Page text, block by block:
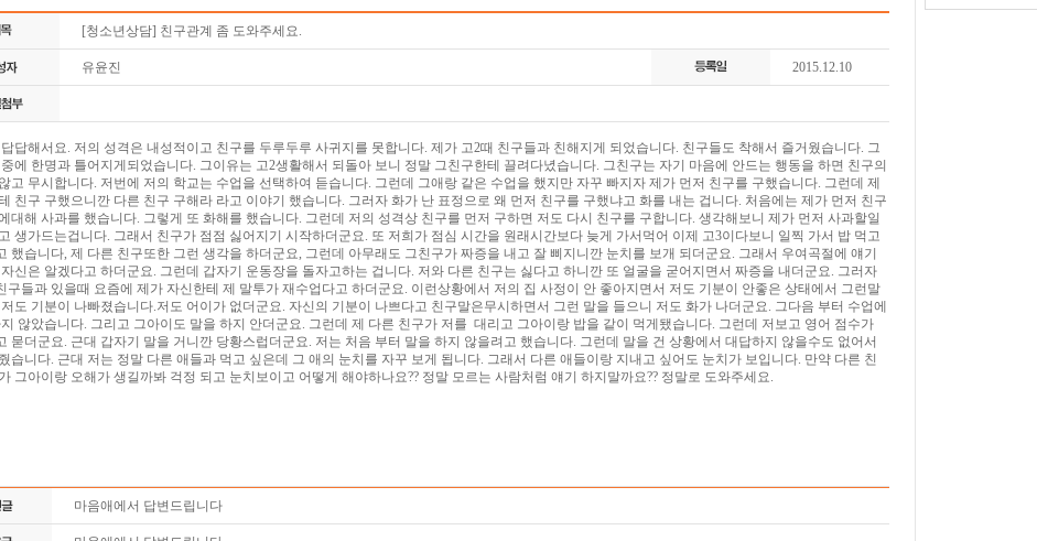
[청소년상담] 친구관계 좀 도와주세요.
유윤진 2015.12.10
답해서요. 저의 성격은 내성적이고 친구를 두루두루 사귀지를 못합니다. 제가 고2때 친구들과 친해지게 되었습니다. 친구들도 착해서 즐거웠습니다. 그
에 한명과 틀어지게되었습니다. 그이유는 고2생활해서 되돌아 보니 정말 그친구한테 끌려다녔습니다. 그친구는 자기 마음에 안드는 행동을 하면 친구의
고 무시합니다. 저번에 저의 학교는 수업을 선택하여 듣습니다. 그런데 그애랑 같은 수업을 했지만 자꾸 빠지자 제가 먼저 친구를 구했습니다. 그런데 제
친구 구했으니깐 다른 친구 구해라 라고 이야기 했습니다. 그러자 화가 난 표정으로 왜 먼저 친구를 구했냐고 화를 내는 겁니다. 처음에는 제가 먼저 친구
대해 사과를 했습니다. 그렇게 또 화해를 했습니다. 그런데 저의 성격상 친구를 먼저 구하면 저도 다시 친구를 구합니다. 생각해보니 제가 먼저 사과할일
생가드는겁니다. 그래서 친구가 점점 싫어지기 시작하더군요. 또 저희가 점심 시간을 원래시간보다 늦게 가서먹어 이제 고3이다보니 일찍 가서 밥 먹고
했습니다, 제 다른 친구또한 그런 생각을 하더군요, 그런데 아무래도 그친구가 짜증을 내고 잘 삐지니깐 눈치를 보개 되더군요. 그래서 우여곡절에 얘기
신은 알겠다고 하더군요. 그런데 갑자기 운동장을 돌자고하는 겁니다. 저와 다른 친구는 싫다고 하니깐 또 얼굴을 굳어지면서 짜증을 내더군요. 그러자
구들과 있을때 요즘에 제가 자신한테 제 말투가 재수업다고 하더군요. 이런상황에서 저의 집 사정이 안 좋아지면서 저도 기분이 안좋은 상태에서 그런말
도 기분이 나빠졌습니다.저도 어이가 없더군요. 자신의 기분이 나쁘다고 친구말은무시하면서 그런 말을 들으니 저도 화가 나더군요. 그다음 부터 수업에
않았습니다. 그리고 그아이도 말을 하지 안더군요. 그런데 제 다른 친구가 저를 대리고 그아이랑 밥을 같이 먹게됐습니다. 그런데 저보고 영어 점수가
묻더군요. 근대 갑자기 말을 거니깐 당황스럽더군요. 저는 처음 부터 말을 하지 않을려고 했습니다. 그런데 말을 건 상황에서 대답하지 않을수도 없어서
습니다. 근대 저는 정말 다른 애들과 먹고 싶은데 그 애의 눈치를 자꾸 보게 됩니다. 그래서 다른 애들이랑 지내고 싶어도 눈치가 보입니다. 만약 다른 친
그아이랑 오해가 생길까봐 걱정 되고 눈치보이고 어떻게 해야하나요?? 정말 모르는 사람처럼 얘기 하지말까요?? 정말로 도와주세요.
마음애에서 답변드립니다